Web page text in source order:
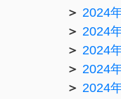
2024
2024
2024
2024
2024